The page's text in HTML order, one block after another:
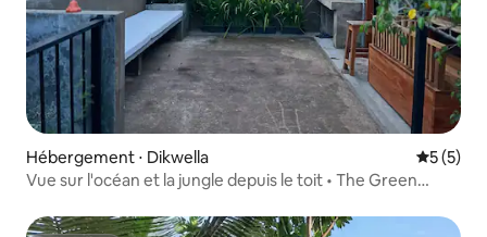
Hébergement ⋅ Dikwella
5 (5)
Vue sur l'océan et la jungle depuis le toit • The Green